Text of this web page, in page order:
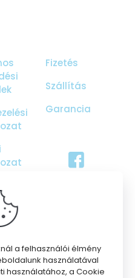
Fizetés
Szállítás
Garancia
a felhasználói élmény
használatával
használatához, a Cookie